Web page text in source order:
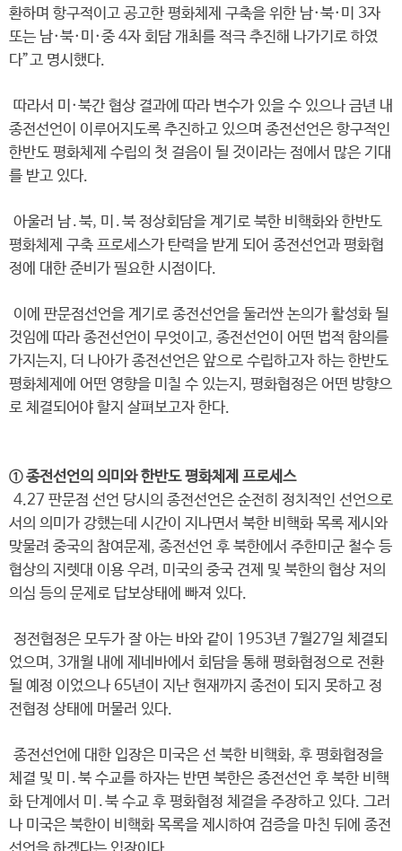
환하며 항구적이고 공고한 평화체제 구축을 위한 남·북·미 3자
또는 남·북·미·중 4자 회담 개최를 적극 추진해 나가기로 하였
다”고 명시했다.
따라서 미·북간 협상 결과에 따라 변수가 있을 수 있으나 금년 내
종전선언이 이루어지도록 추진하고 있으며 종전선언은 항구적인
한반도 평화체제 수립의 첫 걸음이 될 것이라는 점에서 많은 기대
를 받고 있다.
아울러 남․북, 미․북 정상회담을 계기로 북한 비핵화와 한반도
평화체제 구축 프로세스가 탄력을 받게 되어 종전선언과 평화협
정에 대한 준비가 필요한 시점이다.
이에 판문점선언을 계기로 종전선언을 둘러싼 논의가 활성화 될
것임에 따라 종전선언이 무엇이고, 종전선언이 어떤 법적 함의를
가지는지, 더 나아가 종전선언은 앞으로 수립하고자 하는 한반도
평화체제에 어떤 영향을 미칠 수 있는지, 평화협정은 어떤 방향으
로 체결되어야 할지 살펴보고자 한다.
① 종전선언의 의미와 한반도 평화체제 프로세스
4.27 판문점 선언 당시의 종전선언은 순전히 정치적인 선언으로
서의 의미가 강했는데 시간이 지나면서 북한 비핵화 목록 제시와
맞물려 중국의 참여문제, 종전선언 후 북한에서 주한미군 철수 등
협상의 지렛대 이용 우려, 미국의 중국 견제 및 북한의 협상 저의
의심 등의 문제로 답보상태에 빠져 있다.
정전협정은 모두가 잘 아는 바와 같이 1953년 7월27일 체결되
었으며, 3개월 내에 제네바에서 회담을 통해 평화협정으로 전환
될 예정 이었으나 65년이 지난 현재까지 종전이 되지 못하고 정
전협정 상태에 머물러 있다.
종전선언에 대한 입장은 미국은 선 북한 비핵화, 후 평화협정을
체결 및 미․북 수교를 하자는 반면 북한은 종전선언 후 북한 비핵
화 단계에서 미․북 수교 후 평화협정 체결을 주장하고 있다. 그러
나 미국은 북한이 비핵화 목록을 제시하여 검증을 마친 뒤에 종전